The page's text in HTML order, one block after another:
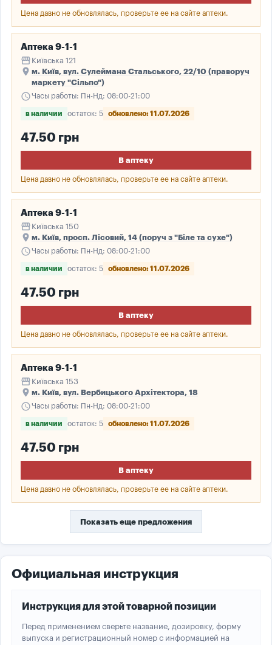
Цена давно не обновлялась, проверьте ее на сайте аптеки.
Аптека 9-1-1
storefront Київська 121
place м. Київ, вул. Сулеймана Стальського, 22/10 (праворуч
маркету "Сільпо")
scheduleЧасы работы: Пн-Нд: 08:00-21:00
в наличии остаток: 5 обновлено: 11.07.2026
47.50 грн
В аптеку
Цена давно не обновлялась, проверьте ее на сайте аптеки.
Аптека 9-1-1
storefront Київська 150
place м. Київ, просп. Лісовий, 14 (поруч з "Біле та сухе")
scheduleЧасы работы: Пн-Нд: 08:00-21:00
в наличии остаток: 5 обновлено: 11.07.2026
47.50 грн
В аптеку
Цена давно не обновлялась, проверьте ее на сайте аптеки.
Аптека 9-1-1
storefront Київська 153
place м. Київ, вул. Вербицького Архітектора, 18
scheduleЧасы работы: Пн-Нд: 08:00-21:00
в наличии остаток: 5 обновлено: 11.07.2026
47.50 грн
В аптеку
Цена давно не обновлялась, проверьте ее на сайте аптеки.
Показать еще предложения
Официальная инструкция
Инструкция для этой товарной позиции
Перед применением сверьте название, дозировку, форму
выпуска и регистрационный номер с информацией на